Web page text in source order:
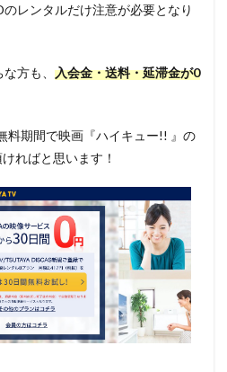
レンタルだけ注意が必要となり
方も、 入会金・送料・延滞金が0
料期間で映画『ハイキュー!! 』の
ればと思います！